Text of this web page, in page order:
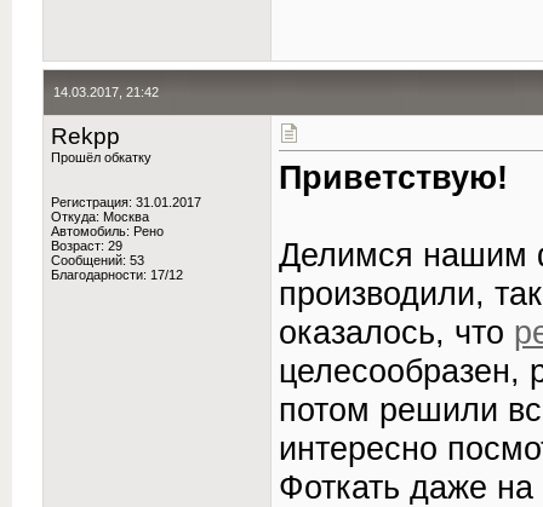
14.03.2017, 21:42
Rekpp
Прошёл обкатку
Регистрация: 31.01.2017
Откуда: Москва
Автомобиль: Рено
Возраст: 29
Сообщений: 53
Благодарности: 17/12
Приветствую!
Делимся нашим
производили,
оказалось, что
целесообразен,
потом решили
интересно
Фоткать даже